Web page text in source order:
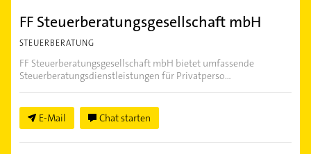
FF Steuerberatungsgesellschaft mbH
STEUERBERATUNG
FF Steuerberatungsgesellschaft mbH bietet umfassende
Steuerberatungsdienstleistungen für Privatperso...
E-Mail Chat starten